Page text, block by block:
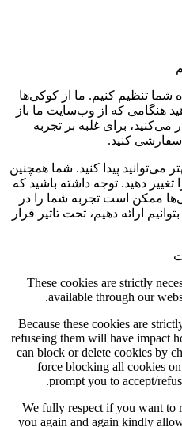
تنظیم کنیم. ما از کوکی‌ها
هنگامی که از وب‌سایت ما باز
می‌کنید، برای غلبه بر تجربه
سفارشی کنید.
می‌توانید پیدا کنید. شما همچنین
دهید. توجه داشته باشید که
ممکن است تجربه شما را در
ارائه دهیم، تحت تاثیر قرار
These cookies are strictly
available through our
Because these cookies are
refuseing them will have impact
can block or delete cookies by
force blocking all cookies
prompt you to accept/
We fully respect if you want to
you again and again kindly